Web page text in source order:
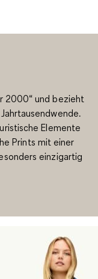
2000“ und bezieht
Elemente
Prints mit einer
einzigartig